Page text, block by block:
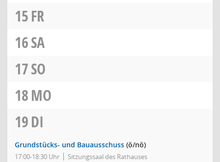
15FR
16SA
17SO
18MO
19DI
Grundstücks- und Bauausschuss (ö/nö)
17:00-18:30 Uhr Sitzungssaal des Rathauses